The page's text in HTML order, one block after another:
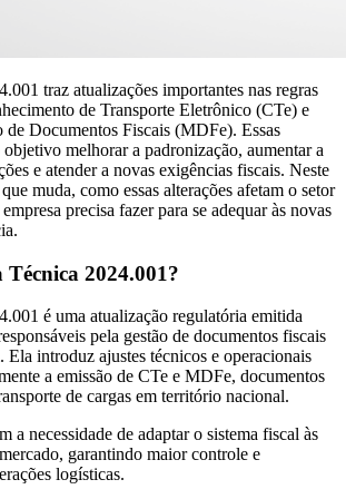
traz atualizações importantes nas regras
de Transporte Eletrônico (CTe) e
Documentos Fiscais (MDFe). Essas
melhorar a padronização, aumentar a
e atender a novas exigências fiscais. Neste
muda, como essas alterações afetam o setor
precisa fazer para se adequar às novas
2024.001?
é uma atualização regulatória emitida
pela gestão de documentos fiscais
introduz ajustes técnicos e operacionais
a emissão de CTe e MDFe, documentos
de cargas em território nacional.
a necessidade de adaptar o sistema fiscal às
garantindo maior controle e
logísticas.